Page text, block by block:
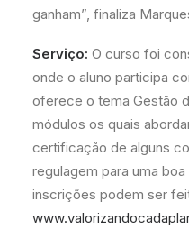
ganham”, finaliza
Serviço: O curso foi
onde o aluno participa
oferece o tema Gestão
módulos os quais
certificação de alguns
regulagem para uma
inscrições podem ser